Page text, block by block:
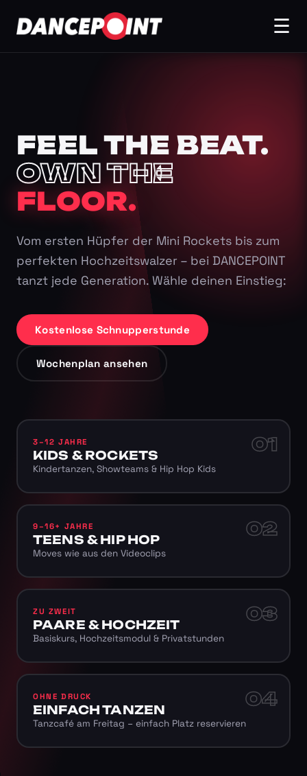
☰
FEEL THE BEAT.
OWN THE
FLOOR.
Vom ersten Hüpfer der Mini Rockets bis zum
perfekten Hochzeitswalzer – bei DANCEPOINT
tanzt jede Generation. Wähle deinen Einstieg:
Kostenlose Schnupperstunde
Wochenplan ansehen
01
3–12 JAHRE
KIDS & ROCKETS
Kindertanzen, Showteams & Hip Hop Kids
02
9–16+ JAHRE
TEENS & HIP HOP
Moves wie aus den Videoclips
03
ZU ZWEIT
PAARE & HOCHZEIT
Basiskurs, Hochzeitsmodul & Privatstunden
04
OHNE DRUCK
EINFACH TANZEN
Tanzcafé am Freitag – einfach Platz reservieren